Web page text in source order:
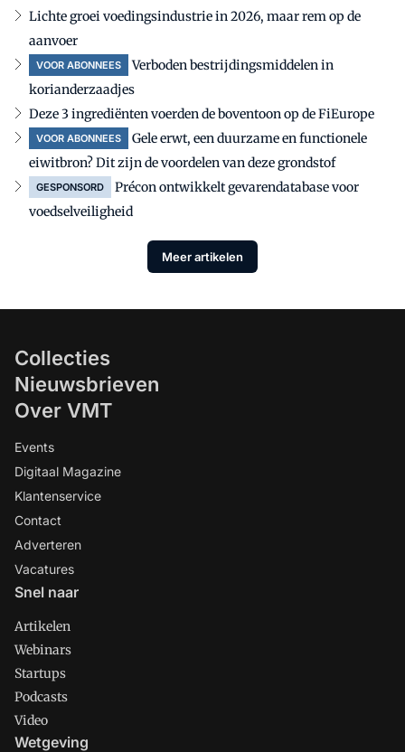
Lichte groei voedingsindustrie in 2026, maar rem op de
aanvoer
VOOR ABONNEES
Verboden bestrijdingsmiddelen in
korianderzaadjes
Deze 3 ingrediënten voerden de boventoon op de FiEurope
VOOR ABONNEES
Gele erwt, een duurzame en functionele
eiwitbron? Dit zijn de voordelen van deze grondstof
GESPONSORD
Précon ontwikkelt gevarendatabase voor
voedselveiligheid
Meer artikelen
Collecties
Nieuwsbrieven
Over VMT
Events
Digitaal Magazine
Klantenservice
Contact
Adverteren
Vacatures
Snel naar
Artikelen
Webinars
Startups
Podcasts
Video
Wetgeving